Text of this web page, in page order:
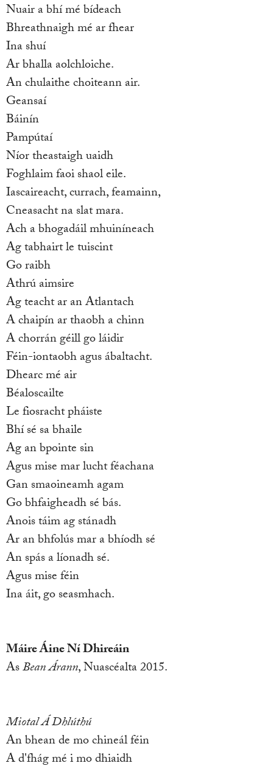
Nuair a bhí mé bídeach
Bhreathnaigh mé ar fhear
Ina shuí
Ar bhalla aolchloiche.
An chulaithe choiteann air.
Geansaí
Báinín
Pampútaí
Níor theastaigh uaidh
Foghlaim faoi shaol eile.
Iascaireacht, currach, feamainn,
Cneasacht na slat mara.
Ach a bhogadáil mhuiníneach
Ag tabhairt le tuiscint
Go raibh
Athrú aimsire
Ag teacht ar an Atlantach
A chaipín ar thaobh a chinn
A chorrán géill go láidir
Féin-iontaobh agus ábaltacht.
Dhearc mé air
Béaloscailte
Le fiosracht pháiste
Bhí sé sa bhaile
Ag an bpointe sin
Agus mise mar lucht féachana
Gan smaoineamh agam
Go bhfaigheadh sé bás.
Anois táim ag stánadh
Ar an bhfolús mar a bhíodh sé
An spás a líonadh sé.
Agus mise féin
Ina áit, go seasmhach.
Máire Áine Ní Dhireáin
AsBean Árann, Nuascéalta 2015.
Miotal Á Dhlúthú
An bhean de mo chineál féin
A d'fhág mé i mo dhiaidh